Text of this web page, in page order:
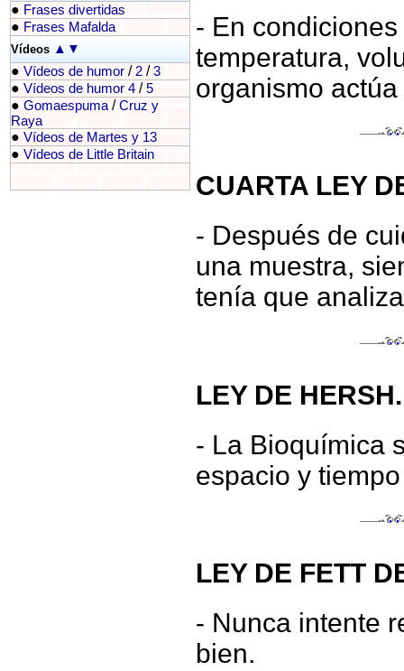
● Frases divertidas
● Frases Mafalda
Vídeos ▲ ▼
● Vídeos de humor / 2 /3
● Vídeos de humor 4 /5
● Gomaespuma /Cruz y
Raya
● Vídeos de Martes y 13
● Vídeos de Little Britain
- En
temperatura,
organismo
CUARTA LEY
- Después de
una muestra,
tenía que
LEY DE HERSH.
- La Bioquímica
espacio y
LEY DE FETT
- Nunca intente
bien.